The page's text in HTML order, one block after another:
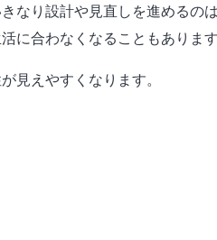
なり設計や見直しを進める
に合わなくなることもあります
見えやすくなります。